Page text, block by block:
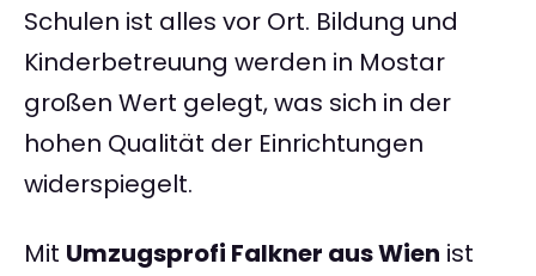
Schulen ist alles vor Ort. Bildung und
Kinderbetreuung werden in Mostar
großen Wert gelegt, was sich in der
hohen Qualität der Einrichtungen
widerspiegelt.
Mit Umzugsprofi Falkner aus Wien ist